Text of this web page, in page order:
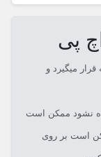
میگیرد و
نشود ممکن است
است بر روی